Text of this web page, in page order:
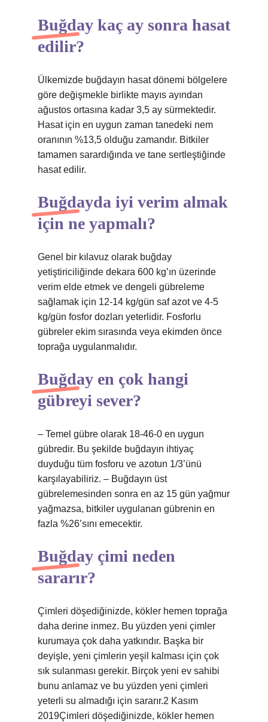
Buğday kaç ay sonra hasat
edilir?
Ülkemizde buğdayın hasat dönemi bölgelere
göre değişmekle birlikte mayıs ayından
ağustos ortasına kadar 3,5 ay sürmektedir.
Hasat için en uygun zaman tanedeki nem
oranının %13,5 olduğu zamandır. Bitkiler
tamamen sarardığında ve tane sertleştiğinde
hasat edilir.
Buğdayda iyi verim almak
için ne yapmalı?
Genel bir kılavuz olarak buğday
yetiştiriciliğinde dekara 600 kg’ın üzerinde
verim elde etmek ve dengeli gübreleme
sağlamak için 12-14 kg/gün saf azot ve 4-5
kg/gün fosfor dozları yeterlidir. Fosforlu
gübreler ekim sırasında veya ekimden önce
toprağa uygulanmalıdır.
Buğday en çok hangi
gübreyi sever?
– Temel gübre olarak 18-46-0 en uygun
gübredir. Bu şekilde buğdayın ihtiyaç
duyduğu tüm fosforu ve azotun 1/3’ünü
karşılayabiliriz. – Buğdayın üst
gübrelemesinden sonra en az 15 gün yağmur
yağmazsa, bitkiler uygulanan gübrenin en
fazla %26’sını emecektir.
Buğday çimi neden
sararır?
Çimleri döşediğinizde, kökler hemen toprağa
daha derine inmez. Bu yüzden yeni çimler
kurumaya çok daha yatkındır. Başka bir
deyişle, yeni çimlerin yeşil kalması için çok
sık sulanması gerekir. Birçok yeni ev sahibi
bunu anlamaz ve bu yüzden yeni çimleri
yeterli su almadığı için sararır.2 Kasım
2019Çimleri döşediğinizde, kökler hemen